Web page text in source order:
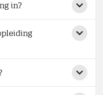
in?